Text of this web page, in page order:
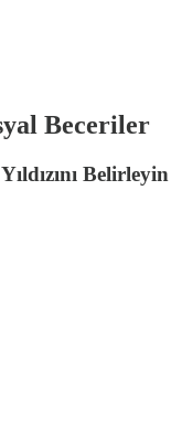
Beceriler
Belirleyin